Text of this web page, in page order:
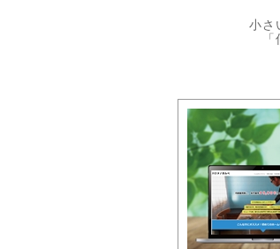
小さ